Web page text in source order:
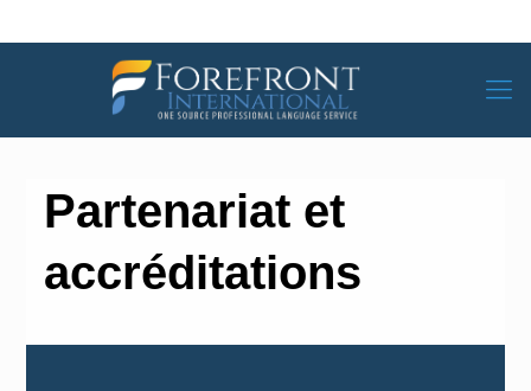
Partenariat et
accréditations